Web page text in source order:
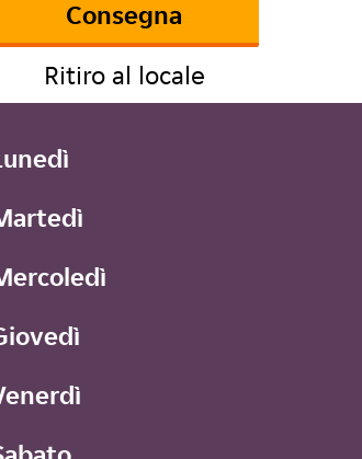
Consegna
Ritiro al locale